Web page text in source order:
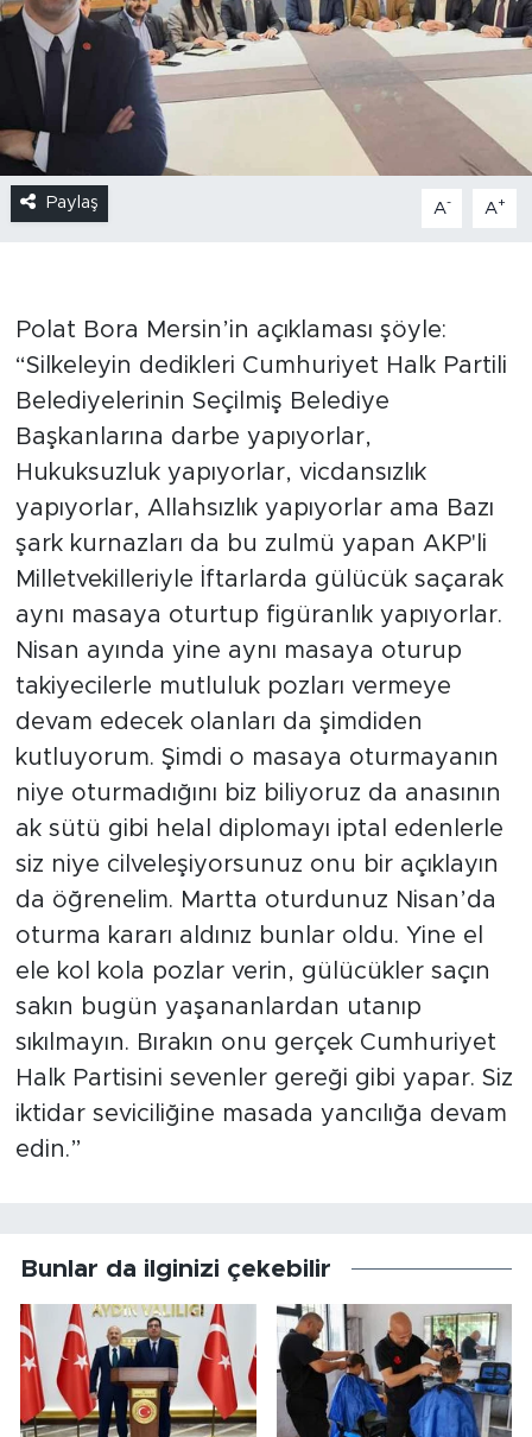
Paylaş A- A+
Polat Bora Mersin’in açıklaması şöyle:
“Silkeleyin dedikleri Cumhuriyet Halk Partili
Belediyelerinin Seçilmiş Belediye
Başkanlarına darbe yapıyorlar,
Hukuksuzluk yapıyorlar, vicdansızlık
yapıyorlar, Allahsızlık yapıyorlar ama Bazı
şark kurnazları da bu zulmü yapan AKP'li
Milletvekilleriyle İftarlarda gülücük saçarak
aynı masaya oturtup figüranlık yapıyorlar.
Nisan ayında yine aynı masaya oturup
takiyecilerle mutluluk pozları vermeye
devam edecek olanları da şimdiden
kutluyorum. Şimdi o masaya oturmayanın
niye oturmadığını biz biliyoruz da anasının
ak sütü gibi helal diplomayı iptal edenlerle
siz niye cilveleşiyorsunuz onu bir açıklayın
da öğrenelim. Martta oturdunuz Nisan’da
oturma kararı aldınız bunlar oldu. Yine el
ele kol kola pozlar verin, gülücükler saçın
sakın bugün yaşananlardan utanıp
sıkılmayın. Bırakın onu gerçek Cumhuriyet
Halk Partisini sevenler gereği gibi yapar. Siz
iktidar seviciliğine masada yancılığa devam
edin.”
Bunlar da ilginizi çekebilir